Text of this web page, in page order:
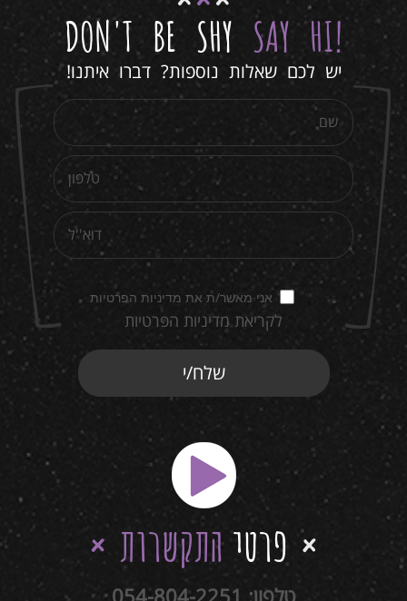
!
DON'T BE SHY SAY HI
יש לכם שאלות נוספות? דברו איתנו!
אני מאשר/ת את מדיניות הפרטיות
לקריאת מדיניות הפרטיות
פרטיהתקשרות